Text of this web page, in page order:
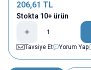
206,61 TL
Stokta 10+ ürün
Tavsiye Et
Yorum Yap